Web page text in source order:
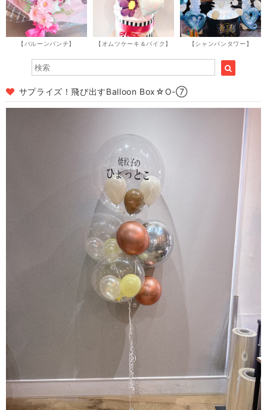
【バルーンバンチ】 【オムツケーキ＆バイク】 【シャンパンタワー】
サプライズ！飛び出すBalloon Box☆O-⑦